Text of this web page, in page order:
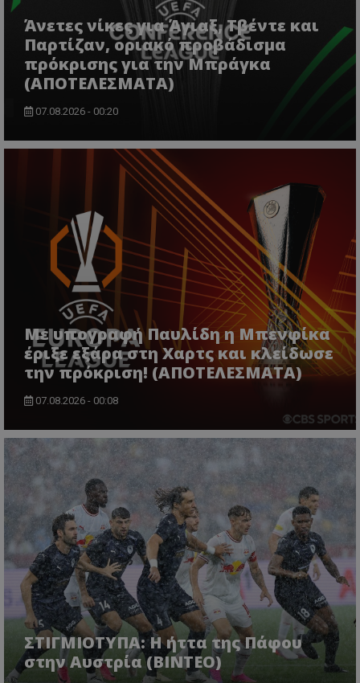
Άνετες νίκες για Άγιαξ, Τβέντε και
Παρτίζαν, οριακό προβάδισμα
πρόκρισης για την Μπράγκα
(ΑΠΟΤΕΛΕΣΜΑΤΑ)
07.08.2026 - 00:20
Με υπογραφή Παυλίδη η Μπενφίκα
έριξε εξάρα στη Χαρτς και κλείδωσε
την πρόκριση! (ΑΠΟΤΕΛΕΣΜΑΤΑ)
07.08.2026 - 00:08
ΣΤΙΓΜΙΟΤΥΠΑ: Η ήττα της Πάφου
στην Αυστρία (ΒΙΝΤΕΟ)